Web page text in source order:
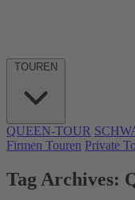
TOUREN
QUEEN-TOUR
Firmen Touren Private
Tag Archives: